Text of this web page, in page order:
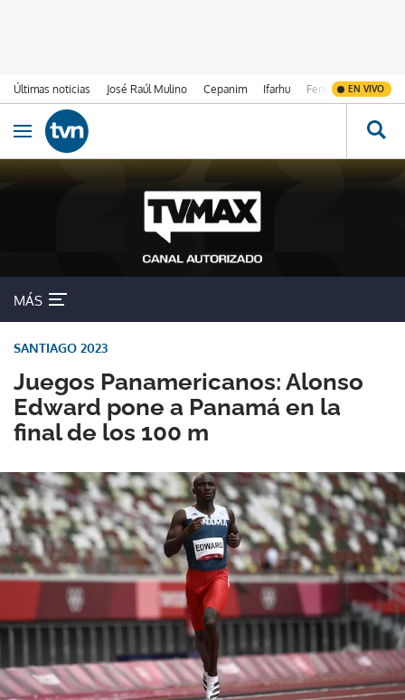
Últimas noticias José Raúl Mulino Cepanim Ifarhu Fenómeno de El
EN VIVO
Ir al contenido
Obrir navegació
MÁS
Juegos Panamericanos: Alonso
Edward pone a Panamá en la
final de los 100 m
SANTIAGO 2023